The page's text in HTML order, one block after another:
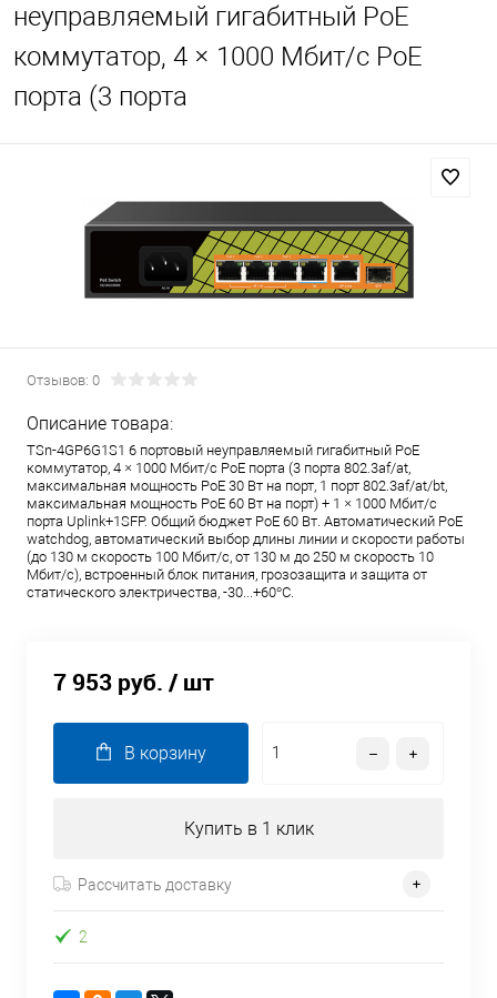
неуправляемый гигабитный PoE
коммутатор, 4 × 1000 Мбит/с PoE
порта (3 порта
Отзывов: 0
Описание товара:
TSn-4GP6G1S1 6 портовый неуправляемый гигабитный PoE
коммутатор, 4 × 1000 Мбит/с PoE порта (3 порта 802.3af/at,
максимальная мощность PoE 30 Вт на порт, 1 порт 802.3af/at/bt,
максимальная мощность PoE 60 Вт на порт) + 1 × 1000 Мбит/с
порта Uplink+1SFP. Общий бюджет PoE 60 Вт. Автоматический PoE
watchdog, автоматический выбор длины линии и скорости работы
(до 130 м скорость 100 Мбит/с, от 130 м до 250 м скорость 10
Мбит/с), встроенный блок питания, грозозащита и защита от
статического электричества, -30...+60°С.
7 953 руб. / шт
В корзину
Купить в 1 клик
Рассчитать доставку
2